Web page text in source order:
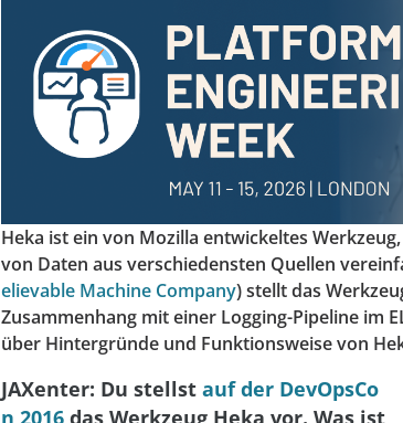
Heka ist ein von Mozilla entwickeltes
von Daten aus verschiedensten Quellen
elievable Machine Company) stellt das
Zusammenhang mit einer Logging-Pipeline im
über Hintergründe und Funktionsweise von
JAXenter: Du stellst auf der DevOpsCo